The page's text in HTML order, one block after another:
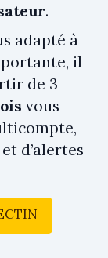
.
adapté à
il
de 3
vous
d’alertes